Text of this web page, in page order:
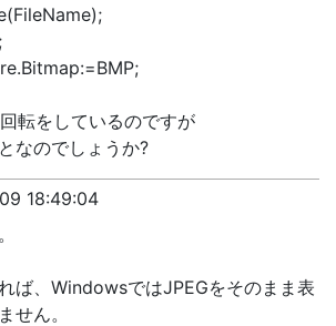
転をしているのですが
なのでしょうか?
18:49:04
ば、WindowsではJPEGをそのまま表
せん。